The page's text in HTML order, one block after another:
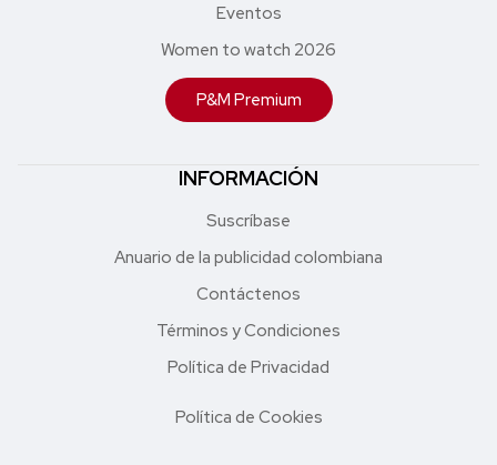
Eventos
Women to watch 2026
P&M Premium
INFORMACIÓN
Suscríbase
Anuario de la publicidad colombiana
Contáctenos
Términos y Condiciones
Política de Privacidad
Política de Cookies